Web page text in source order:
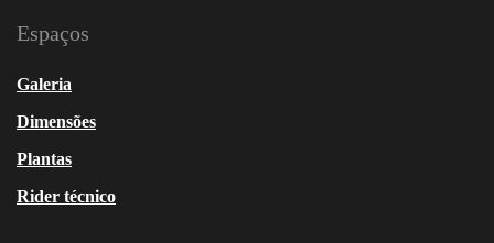
Espaços
Galeria
Dimensões
Plantas
Rider técnico